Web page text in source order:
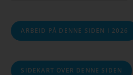
ARBEID PÅ DENNE SIDEN I 2026
SIDEKART OVER DENNE SIDEN